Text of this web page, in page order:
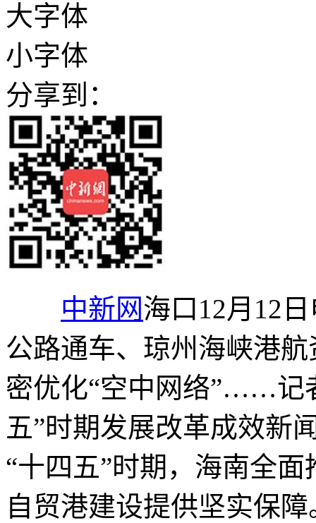
大字体
小字体
分享到：
中新网海口12月12
公路通车、琼州海峡港
密优化“空中网络”……记
五”时期发展改革成效新
“十四五”时期，海南全
自贸港建设提供坚实保障